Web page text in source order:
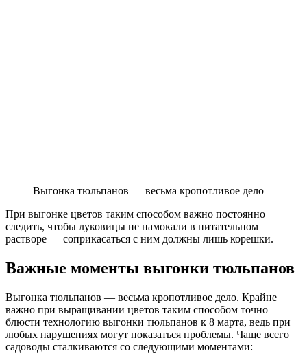
Выгонка тюльпанов — весьма кропотливое дело
При выгонке цветов таким способом важно постоянно
следить, чтобы луковицы не намокали в питательном
растворе — соприкасаться с ним должны лишь корешки.
Важные моменты выгонки тюльпанов
Выгонка тюльпанов — весьма кропотливое дело. Крайне
важно при выращивании цветов таким способом точно
блюсти технологию выгонки тюльпанов к 8 марта, ведь при
любых нарушениях могут показаться проблемы. Чаще всего
садоводы сталкиваются со следующими моментами: